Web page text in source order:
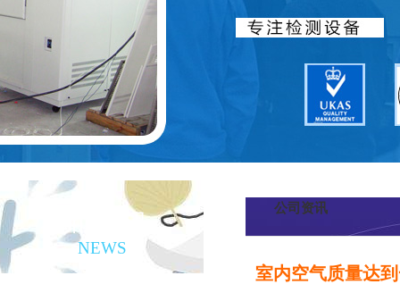
新闻资讯
NEWS
公司资讯
室内空气质量达